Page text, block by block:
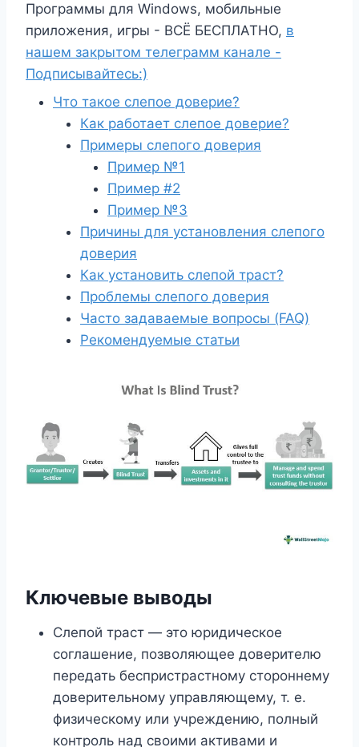
Программы для Windows, мобильные
приложения, игры - ВСЁ БЕСПЛАТНО, в
нашем закрытом телеграмм канале -
Подписывайтесь:)
Что такое слепое доверие?
Как работает слепое доверие?
Примеры слепого доверия
Пример №1
Пример #2
Пример №3
Причины для установления слепого
доверия
Как установить слепой траст?
Проблемы слепого доверия
Часто задаваемые вопросы (FAQ)
Рекомендуемые статьи
Ключевые выводы
Слепой траст — это юридическое
соглашение, позволяющее доверителю
передать беспристрастному стороннему
доверительному управляющему, т. е.
физическому или учреждению, полный
контроль над своими активами и